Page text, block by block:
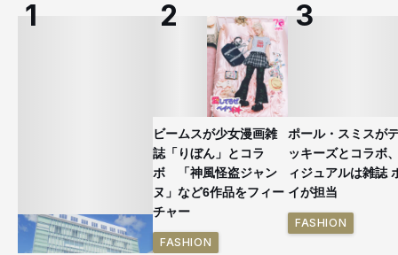
ビームスが少女漫画雑
誌「りぼん」とコラ
ボ 「神風怪盗ジャン
ヌ」など6作品をフィー
チャー
FASHION
ポール・スミスが
ッキーズとコラボ
ィジュアルは雑誌
イが担当
FASHION